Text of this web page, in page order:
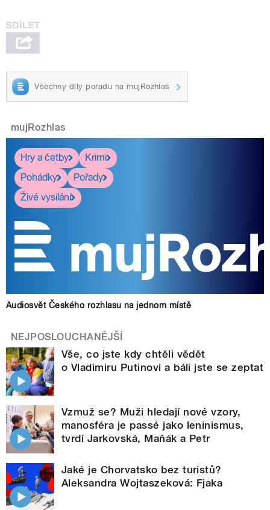
Všechny díly pořadu na mujRozhlas
mujRozhlas
Hry a četby
Krimi
Pohádky
Pořady
Živé vysílání
Audiosvět Českého rozhlasu na jednom místě
NEJPOSLOUCHANĚJŠÍ
Vše, co jste kdy chtěli vědět
o Vladimiru Putinovi a báli jste se zeptat
Vzmuž se? Muži hledají nové vzory,
manosféra je passé jako leninismus,
tvrdí Jarkovská, Maňák a Petr
Jaké je Chorvatsko bez turistů?
Aleksandra Wojtaszeková: Fjaka